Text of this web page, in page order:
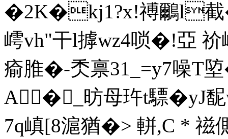
�2K�kj1?x!禣鸍l截�
嶀vh"干l摢wz4唢�!亞
瘉脽�-秂禀31_=y7噪T埅
A� _昉母玝t驃�yJ馜
7q嵮[8滬猶 �> 軿,C * 